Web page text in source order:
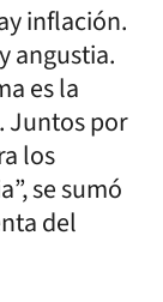
inflación.
angustia.
es la
Juntos por
los
se sumó
del